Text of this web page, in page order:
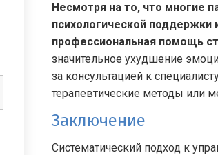
Несмотря на то, что многие
психологической поддержки
профессиональная помощь
значительное ухудшение
за консультацией к
терапевтические методы или
Заключение
Систематический подход к